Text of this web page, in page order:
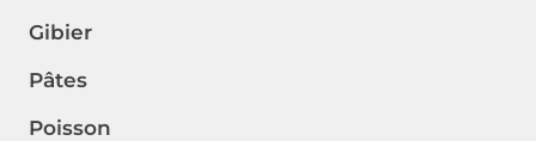
Gibier
Pâtes
Poisson